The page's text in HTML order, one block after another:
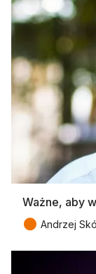
Ważne, aby
● Andrzej